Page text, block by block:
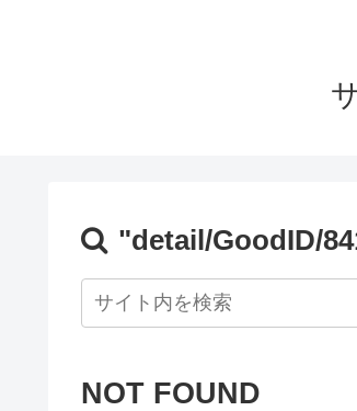
"detail/GoodID/
NOT FOUND